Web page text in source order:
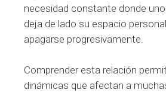
necesidad constante donde
deja de lado su espacio
apagarse progresivamente.
Comprender esta relación
dinámicas que afectan a